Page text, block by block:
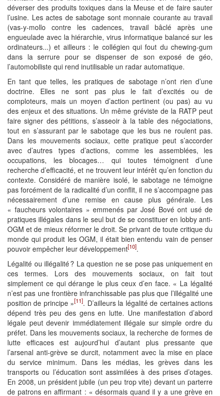
déverser des produits toxiques dans la Meuse et de faire sauter
l’usine. Les actes de sabotage sont monnaie courante au travail
(vas-y-mollo contre les cadences, travail bâclé après une
engueulade avec la hiérarchie, virus informatique balancé sur les
ordinateurs...) et ailleurs : le collégien qui fout du chewing-gum
dans la serrure pour se dispenser de son exposé de géo,
l’automobiliste qui rend inutilisable un radar automatique.
En tant que telles, les pratiques de sabotage n’ont rien d’une
doctrine. Elles ne sont pas plus le fait d’excités ou de
comploteurs, mais un moyen d’action pertinent (ou pas) au vu
des enjeux et des situations. Un même gréviste de la RATP peut
faire signer des pétitions, s’asseoir à la table des négociations,
tout en s’assurant par le sabotage que les bus ne roulent pas.
Dans les mouvements sociaux, cette pratique peut s’accorder
avec d’autres types d’actions, comme les assemblées, les
occupations, les blocages… qui toutes témoignent d’une
recherche d’efficacité, et ne trouvent leur intérêt qu’en fonction du
contexte. Considéré de manière isolé, le sabotage ne témoigne
pas forcément de la radicalité d’un conflit, il ne s’accompagne pas
nécessairement d’une remise en cause plus générale. Les
« faucheurs volontaires » emmenés par José Bové ont usé de
pratiques illégales dans le seul but de se constituer en lobby anti-
OGM et de mieux réformer le droit. Se privant de toute critique du
monde qui produit les OGM, il était bien entendu vain de penser
pouvoir empêcher leur développement[10].
Légalité ou illégalité ? La question ne se pose pas uniquement en
ces termes. Lors des mouvements sociaux, on fait tout
simplement ce qui dérange le plus ceux d’en face. « La légalité
n’est pas une frontière infranchissable pas plus que l’illégalité une
position de principe »[11]. D’ailleurs la légalité de certaines actions
dépend très peu des gens en lutte. Une manifestation d’abord
légale peut devenir immédiatement illégale sur simple ordre du
préfet. Dans les mouvements sociaux, la recherche de formes de
lutte efficaces est aujourd’hui d’autant plus pressante que
l’arsenal anti-grève se durcit, notamment avec la mise en place
du service minimum. Dans les médias, les grèves dans les
transports ou l’éducation sont assimilées à des prises d’otages.
En 2008, un président jubile (un peu trop vite) devant un parterre
de patrons en affirmant : « désormais quand il y a une grève en